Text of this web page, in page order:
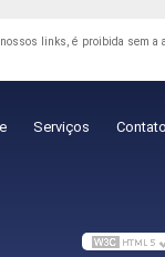
links, é proibida sem a
Serviços Contato